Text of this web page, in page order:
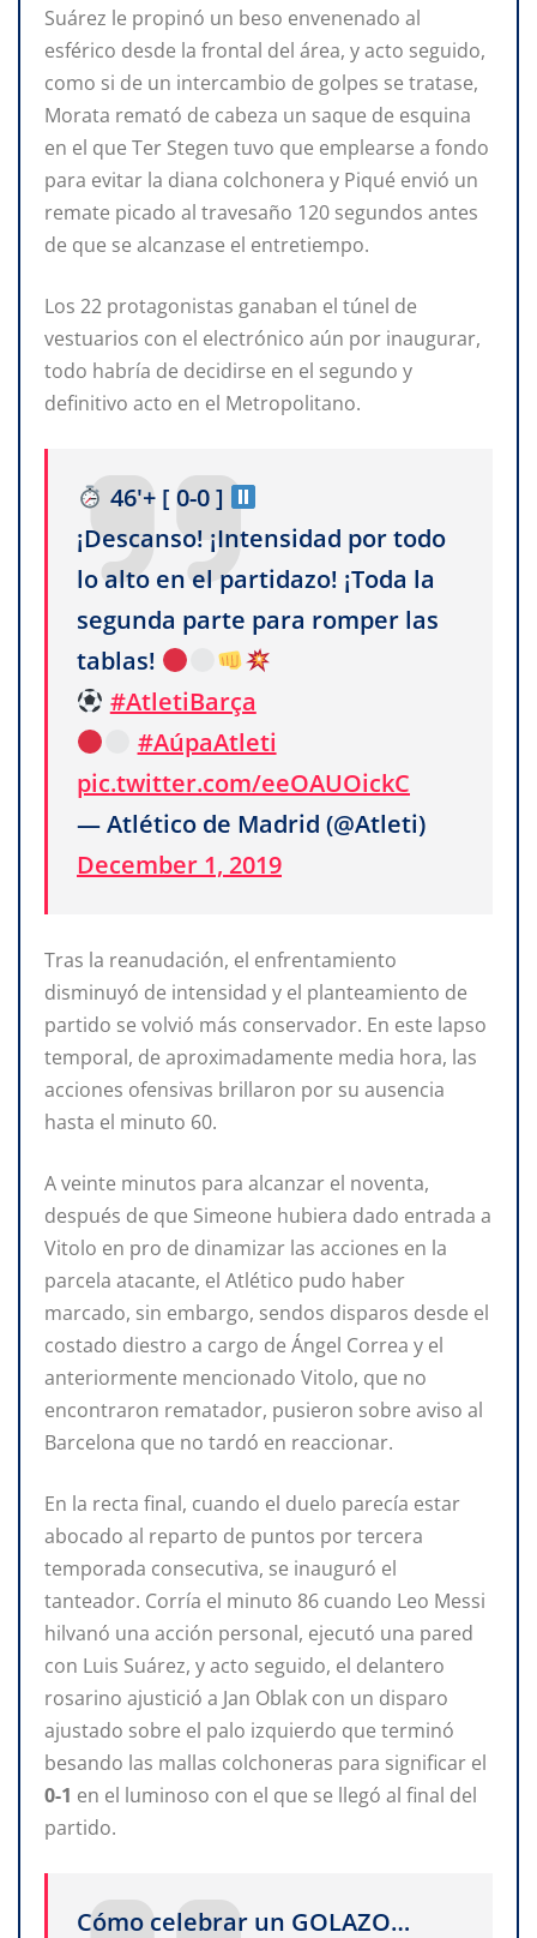
Suárez le propinó un beso envenenado al
esférico desde la frontal del área, y acto seguido,
como si de un intercambio de golpes se tratase,
Morata remató de cabeza un saque de esquina
en el que Ter Stegen tuvo que emplearse a fondo
para evitar la diana colchonera y Piqué envió un
remate picado al travesaño 120 segundos antes
de que se alcanzase el entretiempo.
Los 22 protagonistas ganaban el túnel de
vestuarios con el electrónico aún por inaugurar,
todo habría de decidirse en el segundo y
definitivo acto en el Metropolitano.
46'+ [ 0-0 ]
¡Descanso! ¡Intensidad por todo
lo alto en el partidazo! ¡Toda la
segunda parte para romper las
tablas!
#AtletiBarça
#AúpaAtleti
pic.twitter.com/eeOAUOickC
— Atlético de Madrid (@Atleti)
December 1, 2019
Tras la reanudación, el enfrentamiento
disminuyó de intensidad y el planteamiento de
partido se volvió más conservador. En este lapso
temporal, de aproximadamente media hora, las
acciones ofensivas brillaron por su ausencia
hasta el minuto 60.
A veinte minutos para alcanzar el noventa,
después de que Simeone hubiera dado entrada a
Vitolo en pro de dinamizar las acciones en la
parcela atacante, el Atlético pudo haber
marcado, sin embargo, sendos disparos desde el
costado diestro a cargo de Ángel Correa y el
anteriormente mencionado Vitolo, que no
encontraron rematador, pusieron sobre aviso al
Barcelona que no tardó en reaccionar.
En la recta final, cuando el duelo parecía estar
abocado al reparto de puntos por tercera
temporada consecutiva, se inauguró el
tanteador. Corría el minuto 86 cuando Leo Messi
hilvanó una acción personal, ejecutó una pared
con Luis Suárez, y acto seguido, el delantero
rosarino ajustició a Jan Oblak con un disparo
ajustado sobre el palo izquierdo que terminó
besando las mallas colchoneras para significar el
0-1 en el luminoso con el que se llegó al final del
partido.
Cómo celebrar un GOLAZO…